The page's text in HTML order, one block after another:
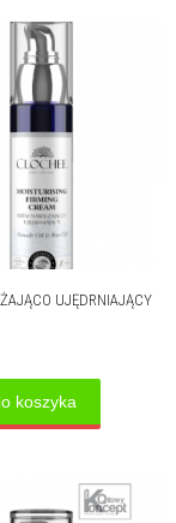
UJĘDRNIAJĄCY
koszyka